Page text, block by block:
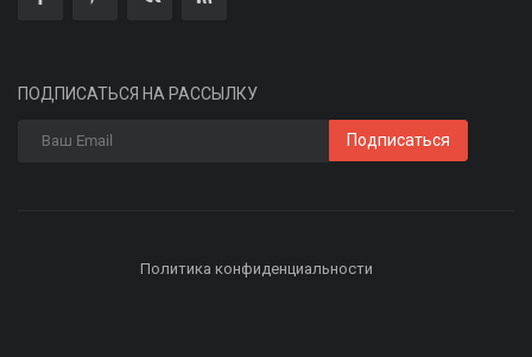
ПОДПИСАТЬСЯ НА РАССЫЛКУ
Подписаться
Политика конфиденциальности